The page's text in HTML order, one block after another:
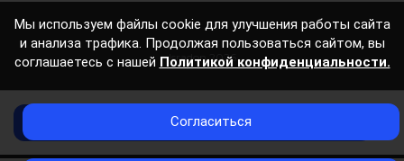
Добавить в корзину
Isradon 2026
Мы используем файлы cookie для улучшения работы сайта
и анализа трафика. Продолжая пользоваться сайтом, вы
соглашаетесь с нашей Политикой конфиденциальности.
Согласиться